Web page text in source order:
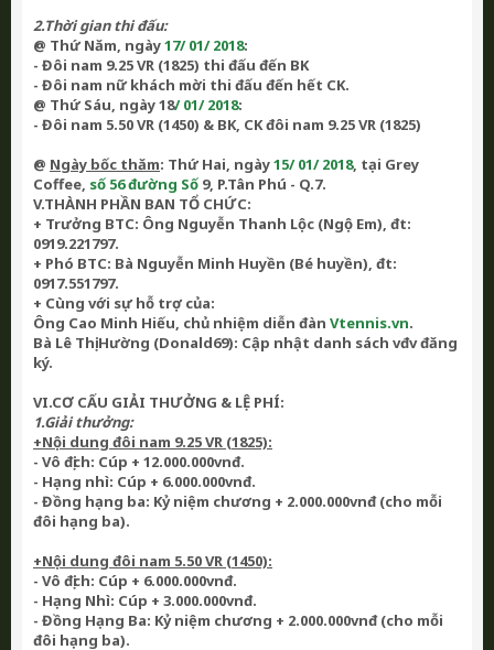
2.Thời gian thi đấu:
@ Thứ Năm, ngày17/ 01/ 2018:
- Đôi nam 9.25 VR (1825) thi đấu đến BK
- Đôi nam nữ khách mời thi đấu đến hết CK.
@ Thứ Sáu, ngày 18/ 01/ 2018:
- Đôi nam 5.50 VR (1450) & BK, CK đôi nam 9.25 VR (1825)
@ Ngày bốc thăm: Thứ Hai, ngày15/ 01/ 2018, tại Grey
Coffee, số 56 đường Số 9, P.Tân Phú - Q.7.
V.THÀNH PHẦN BAN TỔ CHỨC:
+ Trưởng BTC: Ông Nguyễn Thanh Lộc (Ngộ Em), đt:
0919.221797.
+ Phó BTC: Bà Nguyễn Minh Huyền (Be ́ huyền), đt:
0917.551797.
+ Cùng với sự hỗ trợ của:
Ông Cao Minh Hiếu, chủ nhiệm diễn đàn Vtennis.vn.
Ba ̀ Lê Thị Hường (Donald69): Cập nhật danh sách vđv đăng
ký.
VI.CƠ CẤU GIẢI THƯỞNG & LỆ PHÍ:
1.Giải thưởng:
+Nội dung đôi nam 9.25 VR (1825):
- Vô địch: Cúp + 12.000.000vnđ.
- Hạng nhì: Cúp + 6.000.000vnđ.
- Đồng hạng ba: Kỷ niệm chương + 2.000.000vnđ (cho mỗi
đôi hạng ba).
+Nội dung đôi nam 5.50 VR (1450):
- Vô địch: Cúp + 6.000.000vnđ.
- Hạng Nhì: Cúp + 3.000.000vnđ.
- Đồng Hạng Ba: Kỷ niệm chương + 2.000.000vnđ (cho mỗi
đôi hạng ba).